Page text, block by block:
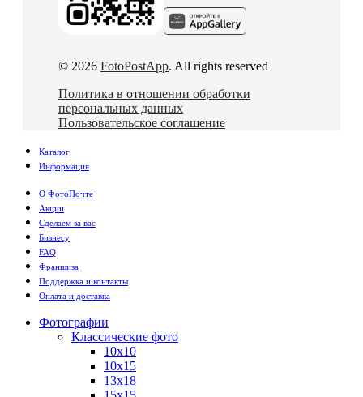
© 2026 FotoPostApp. All rights reserved
Политика в отношении обработки
персональных данных
Пользовательское соглашение
Каталог
Информация
О ФотоПочте
Акции
Сделаем за вас
Бизнесу
FAQ
Франшиза
Поддержка и контакты
Оплата и доставка
Фотографии
Классические фото
10х10
10х15
13х18